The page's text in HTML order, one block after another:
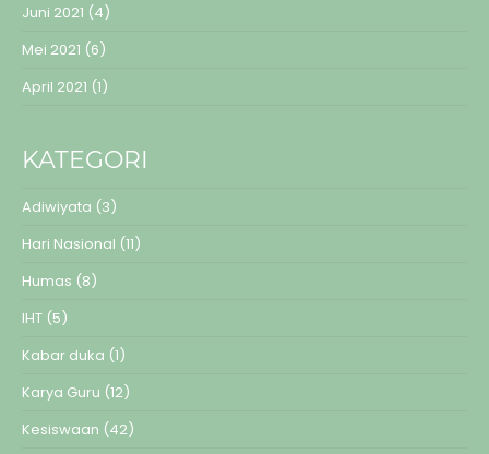
Juni 2021 (4)
Mei 2021 (6)
April 2021 (1)
KATEGORI
Adiwiyata (3)
Hari Nasional (11)
Humas (8)
IHT (5)
Kabar duka (1)
Karya Guru (12)
Kesiswaan (42)